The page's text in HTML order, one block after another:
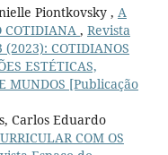
Piontkovsky , A
COTIDIANA , Revista
COTIDIANOS
ESTÉTICAS,
MUNDOS [Publicação
Carlos Eduardo
COM OS